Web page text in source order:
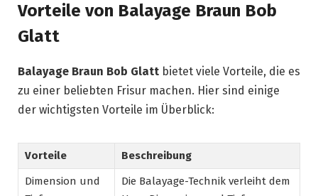
Vorteile von Balayage Braun Bob
Glatt
Balayage Braun Bob Glatt bietet viele Vorteile, die es
zu einer beliebten Frisur machen. Hier sind einige
der wichtigsten Vorteile im Überblick:
Vorteile
Beschreibung
Dimension und
Die Balayage-Technik verleiht dem